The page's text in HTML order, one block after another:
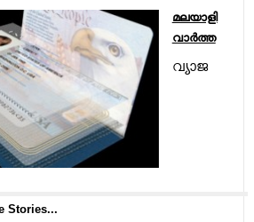
മലയാളി
വാര്‍ത്ത
Stories...
വ്യാജ